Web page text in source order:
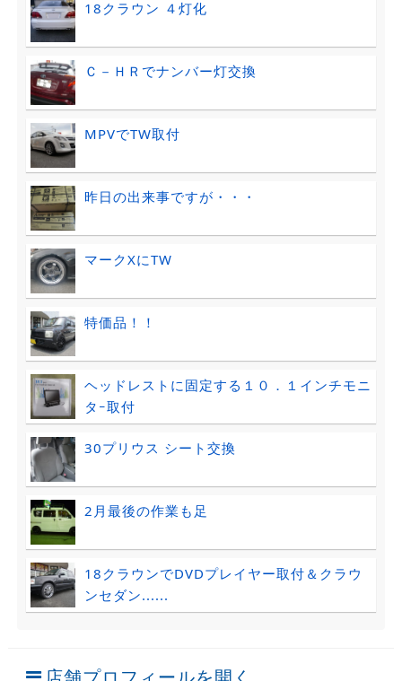
18クラウン ４灯化
Ｃ－ＨＲでナンバー灯交換
MPVでTW取付
昨日の出来事ですが・・・
マークXにTW
特価品！！
ヘッドレストに固定する１０．１インチモニ
タｰ取付
30プリウス シート交換
2月最後の作業も足
18クラウンでDVDプレイヤー取付＆クラウ
ンセダン......